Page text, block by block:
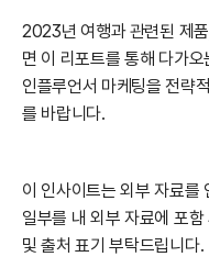
2023년 여행과 관련된 제
면 이 리포트를 통해 다가
인플루언서 마케팅을 전략
를 바랍니다.
이 인사이트는 외부 자료를
일부를 내 외부 자료에 포
및 출처 표기 부탁드립니다.